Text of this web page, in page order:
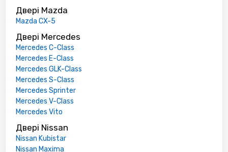
Двері Mazda
Mazda CX-5
Двері Mercedes
Mercedes C-Class
Mercedes E-Class
Mercedes GLK-Class
Mercedes S-Class
Mercedes Sprinter
Mercedes V-Class
Mercedes Vito
Двері Nissan
Nissan Kubistar
Nissan Maxima